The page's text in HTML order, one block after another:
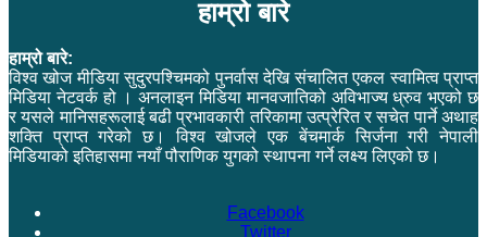
हाम्रो बारे
हाम्रो बारे:
विश्व खोज मीडिया सुदुरपश्चिमको पुनर्वास देखि संचालित एकल स्वामित्व प्राप्त
मिडिया नेटवर्क हो । अनलाइन मिडिया मानवजातिको अविभाज्य ध्रुव भएको छ
र यसले मानिसहरूलाई बढी प्रभावकारी तरिकामा उत्प्रेरित र सचेत पार्ने अथाह
शक्ति प्राप्त गरेको छ। विश्व खोजले एक बेंचमार्क सिर्जना गरी नेपाली
मिडियाको इतिहासमा नयाँ पौराणिक युगको स्थापना गर्ने लक्ष्य लिएको छ।
Facebook
Twitter